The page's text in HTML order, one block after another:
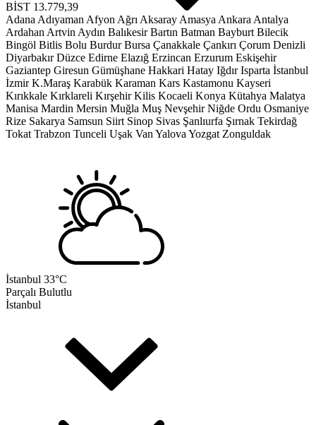
BİST 13.779,39
Adana Adıyaman Afyon Ağrı Aksaray Amasya Ankara Antalya
Ardahan Artvin Aydın Balıkesir Bartın Batman Bayburt Bilecik
Bingöl Bitlis Bolu Burdur Bursa Çanakkale Çankırı Çorum Denizli
Diyarbakır Düzce Edirne Elazığ Erzincan Erzurum Eskişehir
Gaziantep Giresun Gümüşhane Hakkari Hatay Iğdır Isparta İstanbul
İzmir K.Maraş Karabük Karaman Kars Kastamonu Kayseri
Kırıkkale Kırklareli Kırşehir Kilis Kocaeli Konya Kütahya Malatya
Manisa Mardin Mersin Muğla Muş Nevşehir Niğde Ordu Osmaniye
Rize Sakarya Samsun Siirt Sinop Sivas Şanlıurfa Şırnak Tekirdağ
Tokat Trabzon Tunceli Uşak Van Yalova Yozgat Zonguldak
İstanbul 33°C
Parçalı Bulutlu
İstanbul